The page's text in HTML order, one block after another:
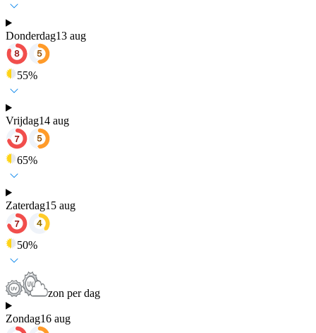
Donderdag13 aug
55%
Vrijdag14 aug
65%
Zaterdag15 aug
50%
zon per dag
Zondag16 aug